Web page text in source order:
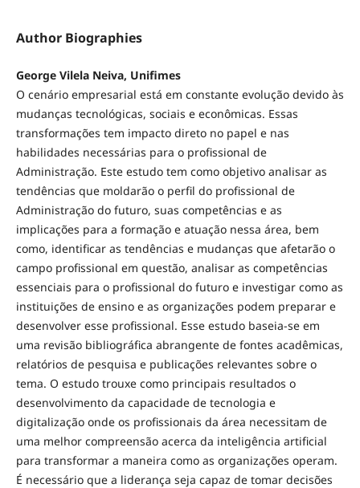
Author Biographies
George Vilela Neiva, Unifimes
O cenário empresarial está em constante evolução devido às
mudanças tecnológicas, sociais e econômicas. Essas
transformações tem impacto direto no papel e nas
habilidades necessárias para o profissional de
Administração. Este estudo tem como objetivo analisar as
tendências que moldarão o perfil do profissional de
Administração do futuro, suas competências e as
implicações para a formação e atuação nessa área, bem
como, identificar as tendências e mudanças que afetarão o
campo profissional em questão, analisar as competências
essenciais para o profissional do futuro e investigar como as
instituições de ensino e as organizações podem preparar e
desenvolver esse profissional. Esse estudo baseia-se em
uma revisão bibliográfica abrangente de fontes acadêmicas,
relatórios de pesquisa e publicações relevantes sobre o
tema. O estudo trouxe como principais resultados o
desenvolvimento da capacidade de tecnologia e
digitalização onde os profissionais da área necessitam de
uma melhor compreensão acerca da inteligência artificial
para transformar a maneira como as organizações operam.
É necessário que a liderança seja capaz de tomar decisões